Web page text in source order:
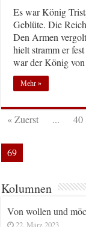
Es war König
Geblüte. Die
Den Armen
hielt stramm er
war der König
Mehr »
« Zuerst ... 40
69
Kolumnen
Von wollen und